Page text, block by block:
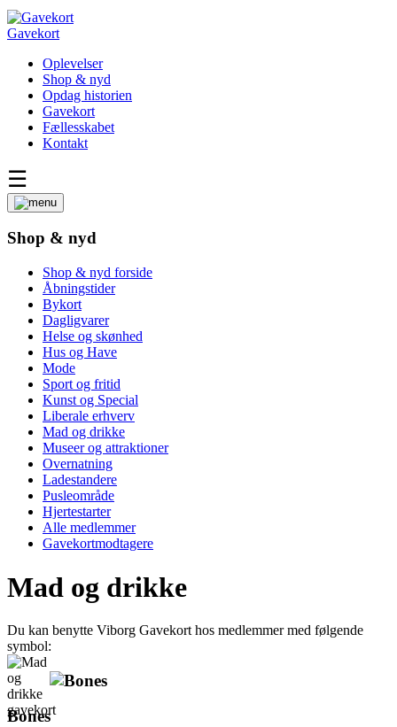
Gavekort
Oplevelser
Shop & nyd
Opdag historien
Gavekort
Fællesskabet
Kontakt
☰
Shop & nyd
Shop & nyd forside
Åbningstider
Bykort
Dagligvarer
Helse og skønhed
Hus og Have
Mode
Sport og fritid
Kunst og Special
Liberale erhverv
Mad og drikke
Museer og attraktioner
Overnatning
Ladestandere
Pusleområde
Hjertestarter
Alle medlemmer
Gavekortmodtagere
Mad og drikke
Du kan benytte Viborg Gavekort hos medlemmer med følgende
symbol:
Bones